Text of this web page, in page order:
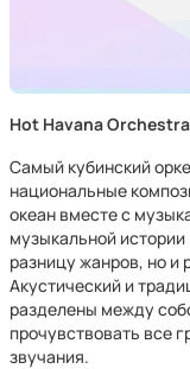
Hot Havana Orchestra
Самый кубинский
национальные
океан вместе с
музыкальной
разницу жанров, но и
Акустический и
разделены между
прочувствовать все
звучания.